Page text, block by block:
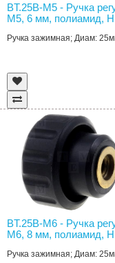
BT.25B-M5 - Ручка
M5, 6 мм, полиамид,
Ручка зажимная; Диам:
BT.25B-M6 - Ручка
M6, 8 мм, полиамид,
Ручка зажимная; Диам: